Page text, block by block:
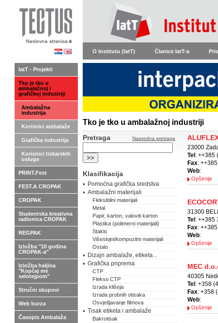
O Institutu (IatT) Članice IatT-a
Tko je tko u ambalažnoj industriji
Napredna pretraga
Pretraga
Klasifikacija
Pomoćna grafička sredstva
Ambalažni materijali
Fleksibilni materijali
Metal
Papir, karton, valoviti karton
Plastika (polimerni materijali)
Staklo
Višeslojni/kompozitni materijali
Ostalo
Dizajn ambalaže, etiketa...
Grafička priprema
CTP
Flekso CTP
Izrada klišeja
Izrada probnih otisaka
Osvjetljavanje filmova
Tisak etiketa i ambalaže
Bakrotisak
23000
Tel : ++385
Fax:
Web:
Opširnije
31300
Tel : ++385
Fax:
Web:
Opširnije
MEC
40305
Tel : +358
Fax: +358
Web:
Opširnije
IatT - Projekti
Tko je tko u
ambalažnoj i
grafičkoj industriji
Ambalažna
industrija
Korisnici ambalaže
Grafička industrija
Korisnici tiskarskih
usluga
PRINT.Fest
FEST.A CROPAK
CROPAK
Studentska kreativna
radionica CROPAK
REGPAK
Izložba "10 godina
CROPAK-a"
Izložba haljina
"Kopčaj me
selotejpom"
Stručni skupovi
Web burza
Časopis Ambalaža